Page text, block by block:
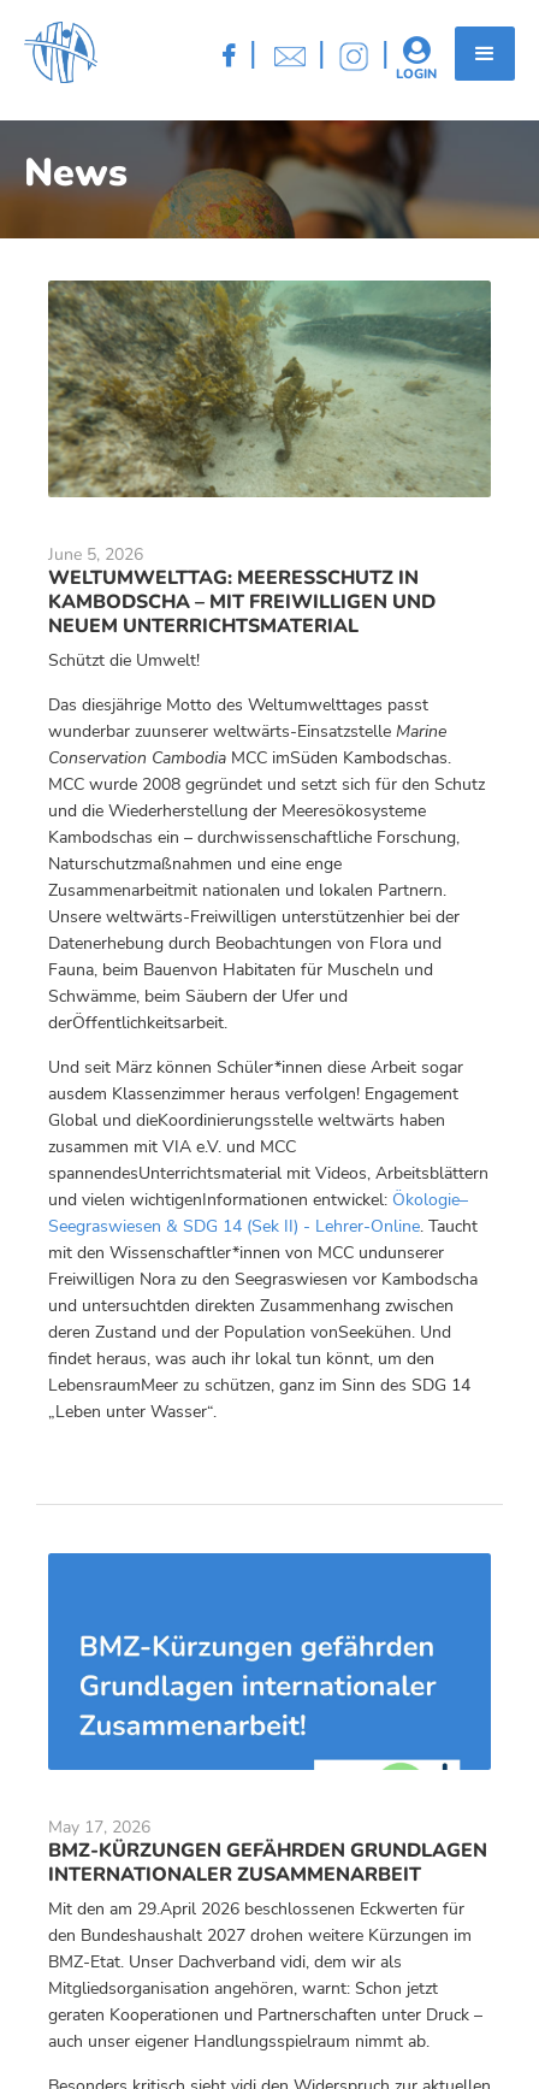
 | | | 
LOGIN
News
June 5, 2026
WELTUMWELTTAG: MEERESSCHUTZ IN
KAMBODSCHA – MIT FREIWILLIGEN UND
NEUEM UNTERRICHTSMATERIAL
Schützt die Umwelt!
Das diesjährige Motto des Weltumwelttages passt
wunderbar zuunserer weltwärts-Einsatzstelle Marine
Conservation Cambodia MCC imSüden Kambodschas.
MCC wurde 2008 gegründet und setzt sich für den Schutz
und die Wiederherstellung der Meeresökosysteme
Kambodschas ein – durchwissenschaftliche Forschung,
Naturschutzmaßnahmen und eine enge
Zusammenarbeitmit nationalen und lokalen Partnern.
Unsere weltwärts-Freiwilligen unterstützenhier bei der
Datenerhebung durch Beobachtungen von Flora und
Fauna, beim Bauenvon Habitaten für Muscheln und
Schwämme, beim Säubern der Ufer und
derÖffentlichkeitsarbeit.
Und seit März können Schüler*innen diese Arbeit sogar
ausdem Klassenzimmer heraus verfolgen! Engagement
Global und dieKoordinierungsstelle weltwärts haben
zusammen mit VIA e.V. und MCC
spannendesUnterrichtsmaterial mit Videos, Arbeitsblättern
und vielen wichtigenInformationen entwickel: Ökologie–
Seegraswiesen & SDG 14 (Sek II) - Lehrer-Online. Taucht
mit den Wissenschaftler*innen von MCC undunserer
Freiwilligen Nora zu den Seegraswiesen vor Kambodscha
und untersuchtden direkten Zusammenhang zwischen
deren Zustand und der Population vonSeekühen. Und
findet heraus, was auch ihr lokal tun könnt, um den
LebensraumMeer zu schützen, ganz im Sinn des SDG 14
„Leben unter Wasser“.
May 17, 2026
BMZ-KÜRZUNGEN GEFÄHRDEN GRUNDLAGEN
INTERNATIONALER ZUSAMMENARBEIT
Mit den am 29.April 2026 beschlossenen Eckwerten für
den Bundeshaushalt 2027 drohen weitere Kürzungen im
BMZ-Etat. Unser Dachverband vidi, dem wir als
Mitgliedsorganisation angehören, warnt: Schon jetzt
geraten Kooperationen und Partnerschaften unter Druck –
auch unser eigener Handlungsspielraum nimmt ab.